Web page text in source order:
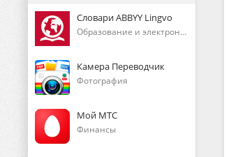
Словари ABBYY Lingvo
Образование и электронные книги
Камера Переводчик
Фотография
Мой МТС
Финансы